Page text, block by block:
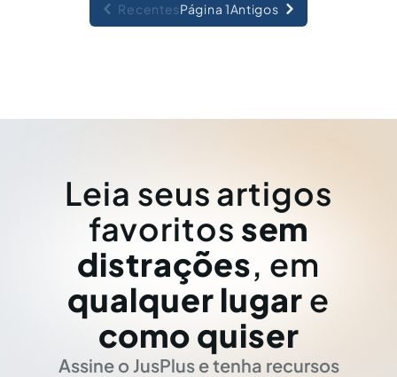
RecentesPágina 1Antigos
Leia seus artigos
favoritos sem
distrações, em
qualquer lugar e
como quiser
Assine o JusPlus e tenha recursos